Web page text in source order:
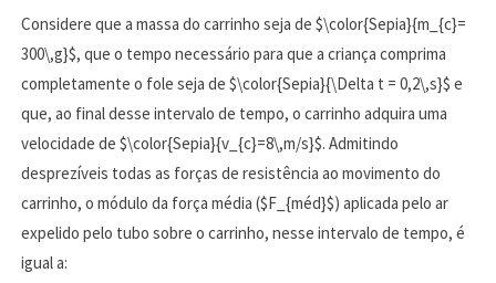
Considere que a massa do carrinho seja de $\color{Sepia}{m_{c}=
300\,g}$, que o tempo necessário para que a criança comprima
completamente o fole seja de $\color{Sepia}{\Delta t = 0,2\,s}$ e
que, ao final desse intervalo de tempo, o carrinho adquira uma
velocidade de $\color{Sepia}{v_{c}=8\,m/s}$. Admitindo
desprezíveis todas as forças de resistência ao movimento do
carrinho, o módulo da força média ($F_{méd}$) aplicada pelo ar
expelido pelo tubo sobre o carrinho, nesse intervalo de tempo, é
igual a: